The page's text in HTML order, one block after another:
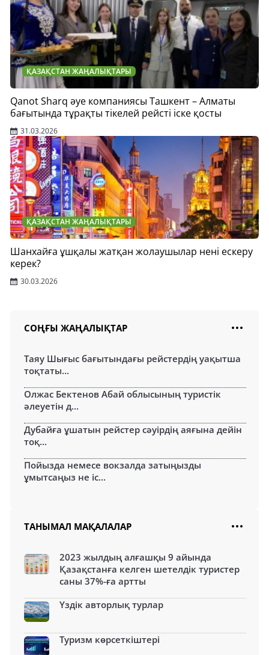
ҚАЗАҚСТАН ЖАҢАЛЫҚТАРЫ
Qanot Sharq әуе компаниясы Ташкент – Алматы
бағытында тұрақты тікелей рейсті іске қосты
31.03.2026
ҚАЗАҚСТАН ЖАҢАЛЫҚТАРЫ
Шанхайға ұшқалы жатқан жолаушылар нені ескеру
керек?
30.03.2026
СОҢҒЫ ЖАҢАЛЫҚТАР
Таяу Шығыс бағытындағы рейстердің уақытша
тоқтаты...
Олжас Бектенов Абай облысының туристік
әлеуетін д...
Дубайға ұшатын рейстер сәуірдің аяғына дейін
тоқ...
Пойызда немесе вокзалда затыңызды
ұмытсаңыз не іс...
ТАНЫМАЛ МАҚАЛАЛАР
2023 жылдың алғашқы 9 айында
Қазақстанға келген шетелдік туристер
саны 37%-ға артты
Үздік авторлық турлар
Туризм көрсеткіштері